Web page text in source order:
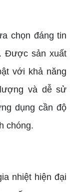
chọn đáng tin
Được sản xuất
với khả năng
và dễ sử
dụng cần độ
chóng.
nhiệt hiện đại